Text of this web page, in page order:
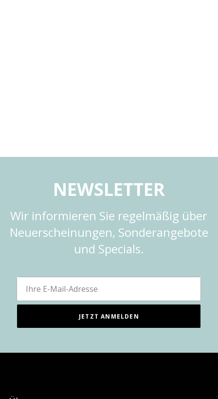
NEWSLETTER
Wir informieren Sie regelmäßig über
Neuerscheinungen, Sonderangebote
und Specials.